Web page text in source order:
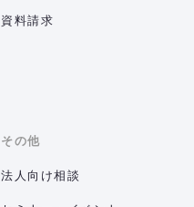
資料請求
その他
法人向け相談